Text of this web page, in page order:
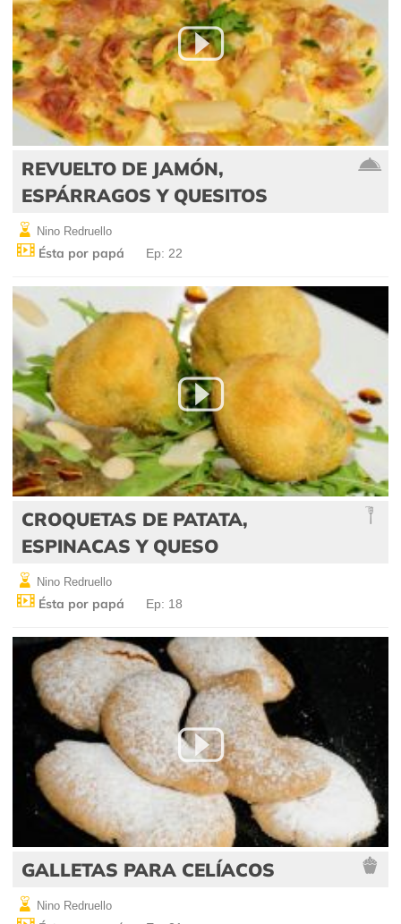
REVUELTO DE JAMÓN,
ESPÁRRAGOS Y QUESITOS
Nino Redruello
Ésta por papá Ep: 22
CROQUETAS DE PATATA,
ESPINACAS Y QUESO
Nino Redruello
Ésta por papá Ep: 18
GALLETAS PARA CELÍACOS
Nino Redruello